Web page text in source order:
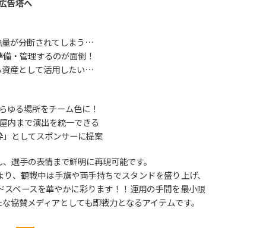
告塔へ
量が分断されてしまう…
・管理するのが面倒！
資産として活用したい…
ゆる場所をチーム色に！
内まで演出を統一できる
としてスポンサーに提案
選手の表情まで鮮明に再現可能です。
観戦中は手旗や両手持ちでスタンドを盛り上げ、
ペースを華やかに彩ります！！運用の手間を最小限
協賛メディアとしても即戦力となるアイテムです。